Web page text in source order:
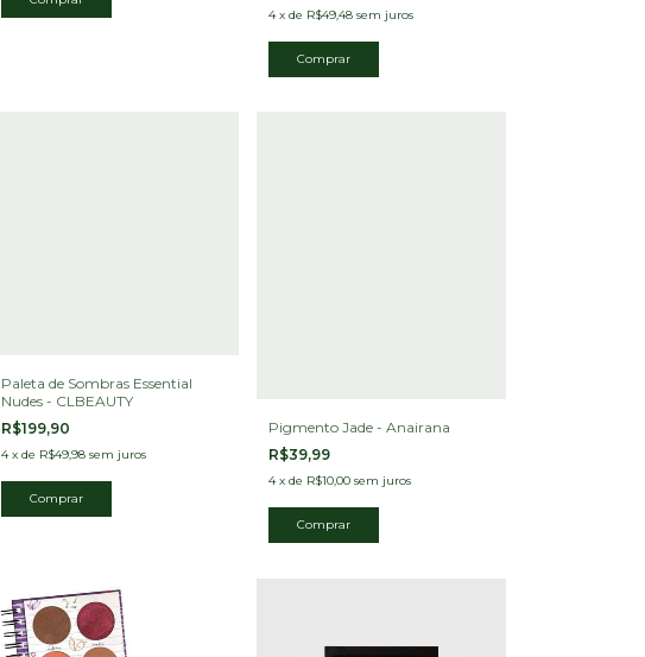
4 x de R$49,48 sem juros
Paleta de Sombras Essential
Nudes - CLBEAUTY
R$199,90
4 x de R$49,98 sem juros
Pigmento Jade - Anairana
R$39,99
4 x de R$10,00 sem juros